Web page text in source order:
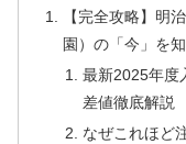
【完全攻略】明
園）の「今」を
最新2025年度
差値徹底解説
なぜこれほど